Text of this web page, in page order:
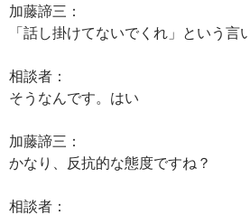
加藤諦三：
「話し掛けてないでくれ」という言
相談者：
そうなんです。はい
加藤諦三：
かなり、反抗的な態度ですね？
相談者：